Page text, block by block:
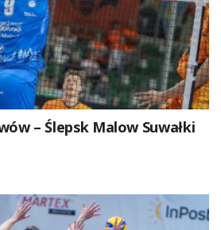
– Ślepsk Malow Suwałki